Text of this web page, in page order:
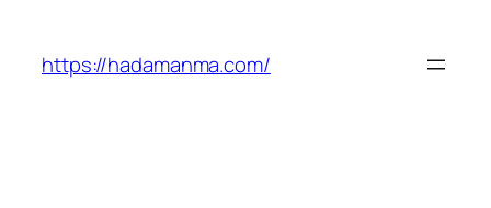
https://hadamanma.com/